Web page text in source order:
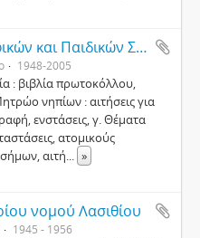
Αρχείο Δ τμήματος Βρεφικών και Παιδικών Σταθμών (ΠΙΚΠΑ)
1948-2005
: βιβλία πρωτοκόλλου,
νηπίων : αιτήσεις για
ενστάσεις, γ. Θέματα
ατομικούς
αιτή... »
νομού Λασιθίου
1945 - 1956